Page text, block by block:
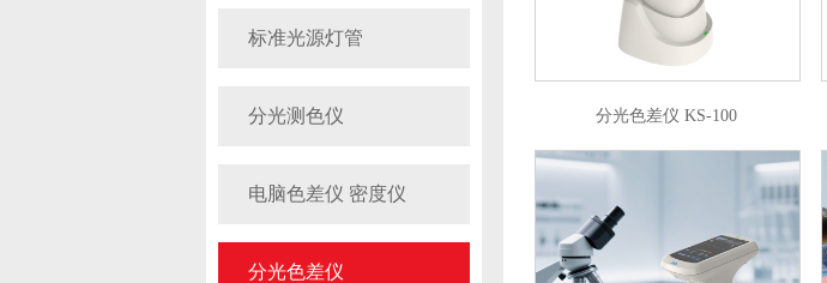
标准光源灯管
分光测色仪
电脑色差仪 密度仪
分光色差仪
分光色差仪 KS-100